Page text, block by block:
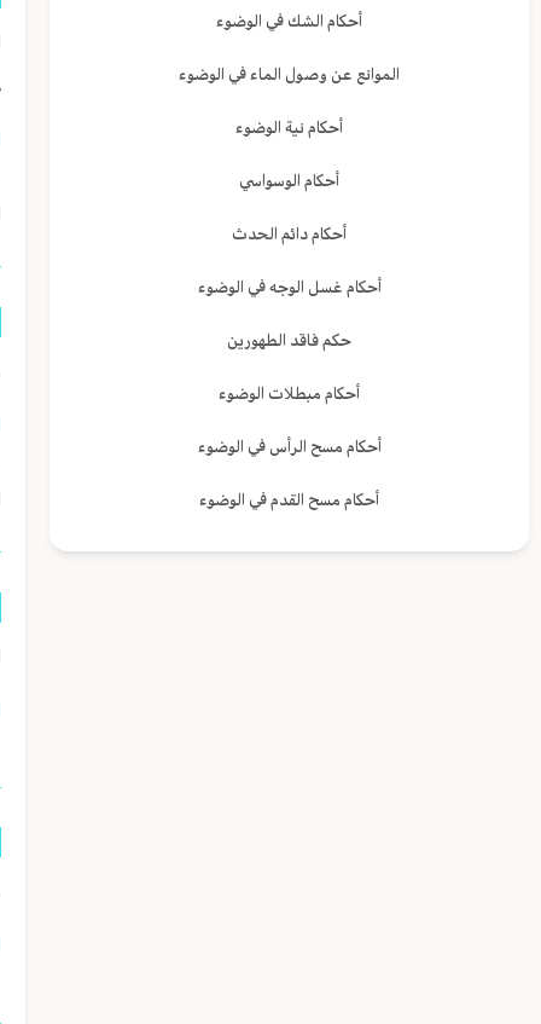
أحكام الشك في الوضوء
الموانع عن وصول الماء في الوضوء
أحكام نية الوضوء
أحكام الوسواسي
أحكام دائم الحدث
أحكام غسل الوجه في الوضوء
حكم فاقد الطهورين
أحكام مبطلات الوضوء
أحكام مسح الرأس في الوضوء
أحكام مسح القدم في الوضوء